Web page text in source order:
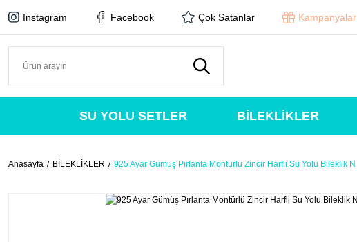
Instagram Facebook Çok Satanlar Kampanyalar
SU YOLU SETLER BİLEKLİKLER
Anasayfa BİLEKLİKLER 925 Ayar Gümüş Pırlanta Montürlü Zincir Harfli Su Yolu Bileklik N